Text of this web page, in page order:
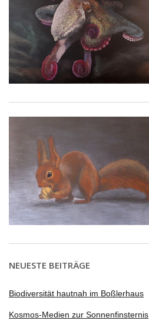
NEUESTE BEITRÄGE
Biodiversität hautnah im Boßlerhaus
Kosmos-Medien zur Sonnenfinsternis